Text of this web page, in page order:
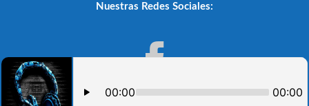
Nuestras Redes Sociales: